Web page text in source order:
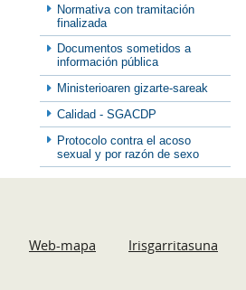
Normativa con tramitación
finalizada
Documentos sometidos a
información pública
Ministerioaren gizarte-sareak
Calidad - SGACDP
Protocolo contra el acoso
sexual y por razón de sexo
Web-mapa Irisgarritasuna